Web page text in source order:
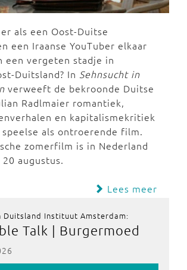
als een Oost-Duitse
een Iraanse YouTuber elkaar
een vergeten stadje in
Duitsland? In Sehnsucht in
verweeft de bekroonde Duitse
Radlmaier romantiek,
en kapitalismekritiek
als ontroerende film.
zomerfilm is in Nederland
augustus.
Lees meer
Instituut Amsterdam:
Talk | Burgermoed